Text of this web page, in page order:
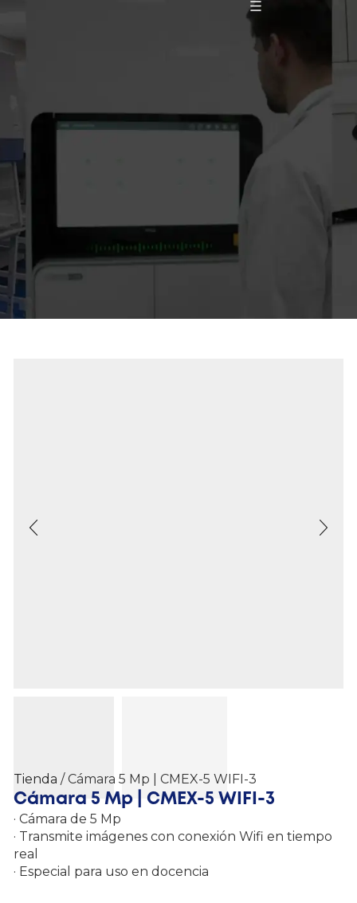
Tienda / Cámara 5 Mp | CMEX-5 WIFI-3
Cámara 5 Mp | CMEX-5 WIFI-3
· Cámara de 5 Mp
· Transmite imágenes con conexión Wifi en tiempo
real
· Especial para uso en docencia